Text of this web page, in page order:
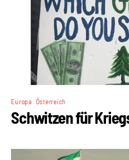
Europa Österreich
Schwitzen für